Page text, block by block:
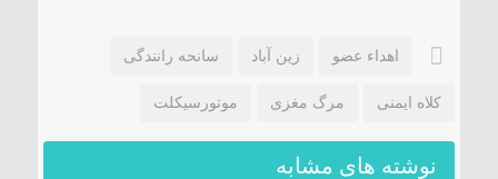
اهداء عضو زین آباد سانحه رانندگی
کلاه ایمنی مرگ مغزی موتورسیکلت
نوشته های مشابه